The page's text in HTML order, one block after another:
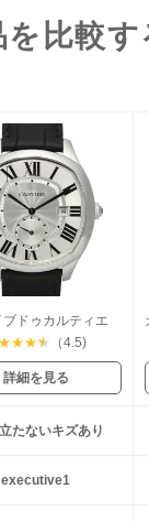
を比較す
ブドゥカルティエ
★★★★ （4.5)
詳細を見る
たないキズあり
executive1